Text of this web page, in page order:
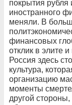
покрытия рубля
иностранного
меняли. В
финансовых
отклик в элите
Россия здесь
культура,
организацию
моменты
другой